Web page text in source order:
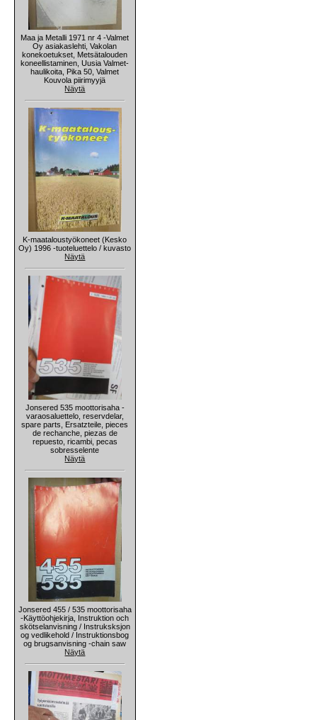
Maa ja Metalli 1971 nr 4 -Valmet
Oy asiakaslehti, Vakolan
konekoetukset, Metsätalouden
koneellistaminen, Uusia Valmet-
haulikoita, Pika 50, Valmet
Kouvola piirimyyjä
Näytä
K-maataloustyökoneet (Kesko
Oy) 1996 -tuoteluettelo / kuvasto
Näytä
Jonsered 535 moottorisaha -
varaosaluettelo, reservdelar,
spare parts, Ersatzteile, pieces
de rechanche, piezas de
repuesto, ricambi, pecas
sobresselente
Näytä
Jonsered 455 / 535 moottorisaha
-Käyttöohjekirja, Instruktion och
skötselanvisning / Instruksksjon
og vedlikehold / Instruktionsbog
og brugsanvisning -chain saw
Näytä